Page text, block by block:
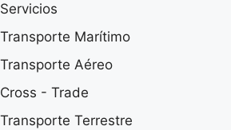
Servicios
Transporte Marítimo
Transporte Aéreo
Cross - Trade
Transporte Terrestre